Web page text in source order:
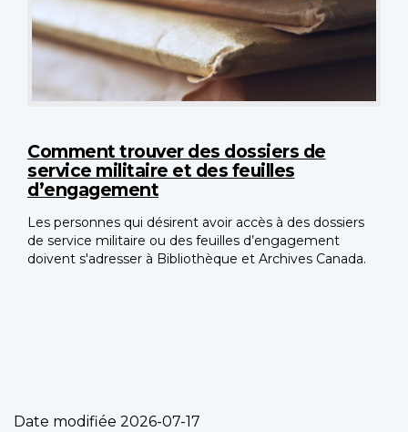
Comment trouver des dossiers de
service militaire et des feuilles
d’engagement
Les personnes qui désirent avoir accès à des dossiers
de service militaire ou des feuilles d’engagement
doivent s'adresser à Bibliothèque et Archives Canada.
Date modifiée 2026-07-17